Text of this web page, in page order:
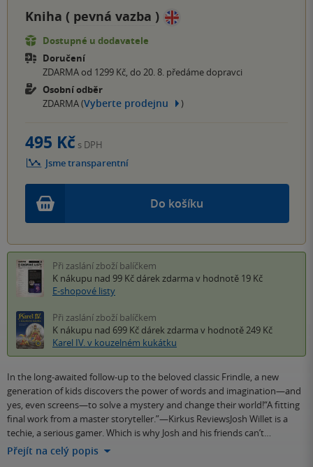
Kniha ( pevná vazba )
Dostupné u dodavatele
Doručení
ZDARMA od 1299 Kč, do 20. 8. předáme dopravci
Osobní odběr
ZDARMA (Vyberte prodejnu )
Do košíku
495 Kč s DPH
Jsme transparentní
Při zaslání zboží balíčkem
K nákupu nad 99 Kč dárek zdarma v hodnotě 19 Kč
E-shopové listy
Při zaslání zboží balíčkem
K nákupu nad 699 Kč dárek zdarma v hodnotě 249 Kč
Karel IV. v kouzelném kukátku
In the long-awaited follow-up to the beloved classic Frindle, a new
generation of kids discovers the power of words and imagination—and
yes, even screens—to solve a mystery and change their world!“A fitting
final work from a master storyteller.”—Kirkus ReviewsJosh Willet is a
techie, a serious gamer. Which is why Josh and his friends can’t…
Přejít na celý popis